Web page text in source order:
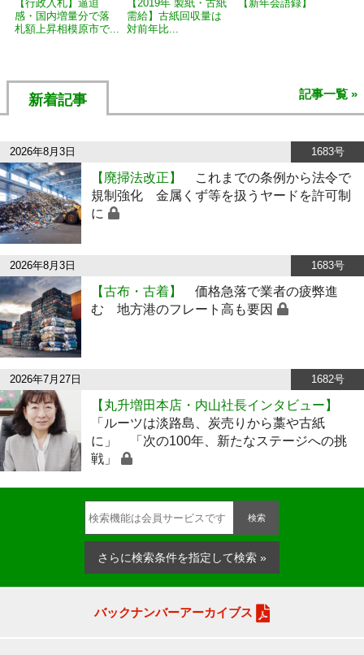
【行政入札】逼迫
感・国内増量分で落
札額上昇相模原市で...
【2019年 製紙・古紙
需給】古紙回収量は
対前年比...
【新年会語録】
新着記事 記事一覧 »
2026年8月3日 1683号
【廃掃法改正】
これまでの条例から法令で
規制強化 金属くず等を扱うヤードを許可制
に
2026年8月3日 1683号
【古布・古着】
価格急落で業者の疲弊進
む 地方港のフレート高も要因
2026年7月27日 1682号
【丸升増田本店・内山社長インタビュー】
「ルーツは淡路島、炭売りから藁や古紙
に」 「次の100年、新たなステージへの挑
戦」
検索
さらに検索条件を指定して検索 »
バックナンバーアーカイブス